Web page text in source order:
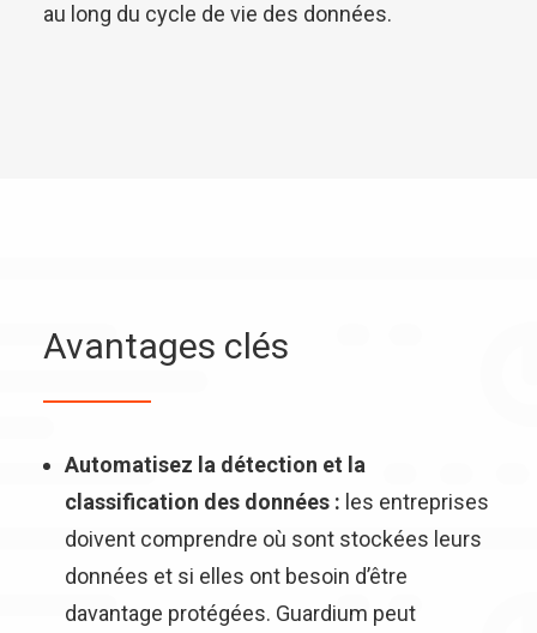
au long du cycle de vie des données.
Avantages clés
Automatisez la détection et la
classification des données : les entreprises
doivent comprendre où sont stockées leurs
données et si elles ont besoin d’être
davantage protégées. Guardium peut